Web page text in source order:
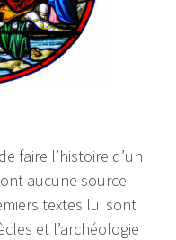
faire l’histoire d’un
aucune source
textes lui sont
et l’archéologie